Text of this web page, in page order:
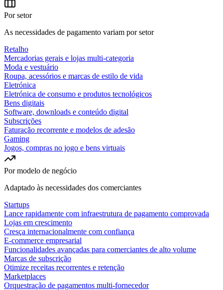
Por setor
As necessidades de pagamento variam por setor
Retalho
Mercadorias gerais e lojas multi-categoria
Moda e vestuário
Roupa, acessórios e marcas de estilo de vida
Eletrónica
Eletrónica de consumo e produtos tecnológicos
Bens digitais
Software, downloads e conteúdo digital
Subscrições
Faturação recorrente e modelos de adesão
Gaming
Jogos, compras no jogo e bens virtuais
Por modelo de negócio
Adaptado às necessidades dos comerciantes
Startups
Lance rapidamente com infraestrutura de pagamento comprovada
Lojas em crescimento
Cresça internacionalmente com confiança
E-commerce empresarial
Funcionalidades avançadas para comerciantes de alto volume
Marcas de subscrição
Otimize receitas recorrentes e retenção
Marketplaces
Orquestração de pagamentos multi-fornecedor